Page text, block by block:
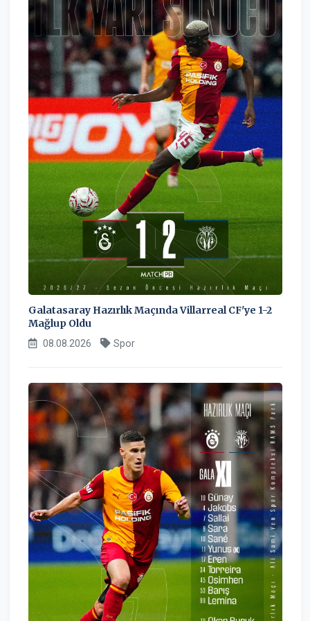
Galatasaray Hazırlık Maçında Villarreal CF'ye 1-2
Mağlup Oldu
08.08.2026 Spor